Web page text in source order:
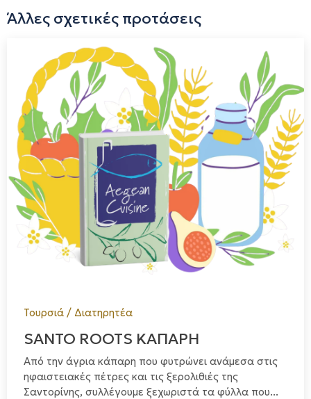
Άλλες σχετικές προτάσεις
Τουρσιά / Διατηρητέα
SANTO ROOTS ΚΑΠΑΡΗ
Από την άγρια κάπαρη που φυτρώνει ανάμεσα στις
ηφαιστειακές πέτρες και τις ξερολιθιές της
Σαντορίνης, συλλέγουμε ξεχωριστά τα φύλλα που...